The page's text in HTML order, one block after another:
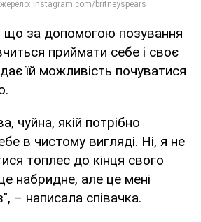
що за допомогою позування
приймати себе і своє
їй можливість почуватися
чуйна, якій потрібно
в чистому вигляді. Ні, я не
топлес до кінця свого
набридне, але це мені
– написала співачка.